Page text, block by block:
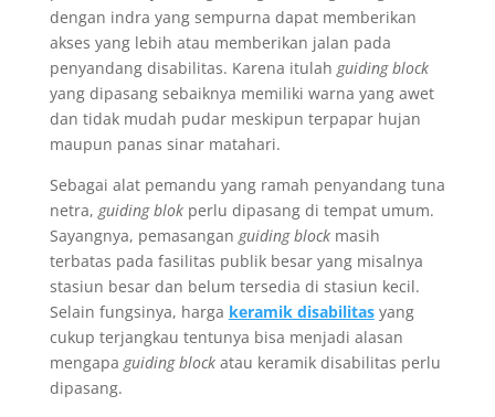
dengan indra yang sempurna dapat memberikan
akses yang lebih atau memberikan jalan pada
penyandang disabilitas. Karena itulah guiding block
yang dipasang sebaiknya memiliki warna yang awet
dan tidak mudah pudar meskipun terpapar hujan
maupun panas sinar matahari.
Sebagai alat pemandu yang ramah penyandang tuna
netra, guiding blokperlu dipasang di tempat umum.
Sayangnya, pemasangan guiding blockmasih
terbatas pada fasilitas publik besar yang misalnya
stasiun besar dan belum tersedia di stasiun kecil.
Selain fungsinya, harga keramik disabilitasyang
cukup terjangkau tentunya bisa menjadi alasan
mengapa guiding blockatau keramik disabilitas perlu
dipasang.